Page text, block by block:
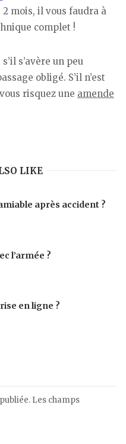
2 mois, il vous faudra à
complet !
s’avère un peu
obligé. S’il n’est
risquez une amende
LIKE
après accident ?
l’armée ?
en ligne ?
Les champs